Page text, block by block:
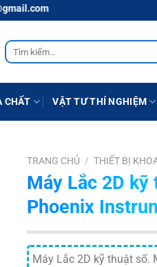
Tìm
kiếm:
CHẤT VẬT TƯ THÍ NGHIỆM
TRANG CHỦ / THIẾT BỊ
Máy Lắc 2D kỹ
Phoenix
Máy Lắc 2D kỹ thuật số.